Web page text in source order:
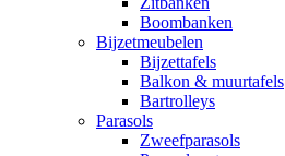
Boombanken
Bijzetmeubelen
Bijzettafels
Balkon & muurtafels
Bartrolleys
Parasols
Zweefparasols